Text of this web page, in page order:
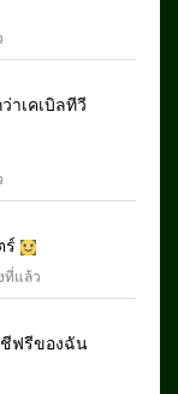
าเคเบิลทีวี
ร์
ที่แล้ว
ฟรีของฉัน